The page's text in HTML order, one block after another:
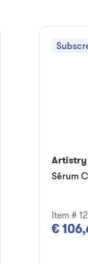
Sérum
Item #
€